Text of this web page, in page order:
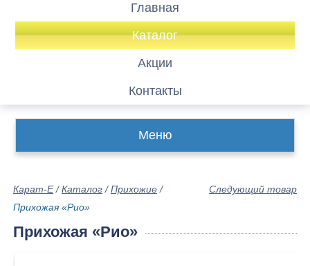
Главная
Каталог
Акции
Контакты
Меню
Следующий товар
Карат-Е/Каталог /Прихожие /
Прихожая «Рио»
Прихожая «Рио»